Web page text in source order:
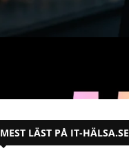
MEST LÄST PÅ IT-HÄLSA.SE